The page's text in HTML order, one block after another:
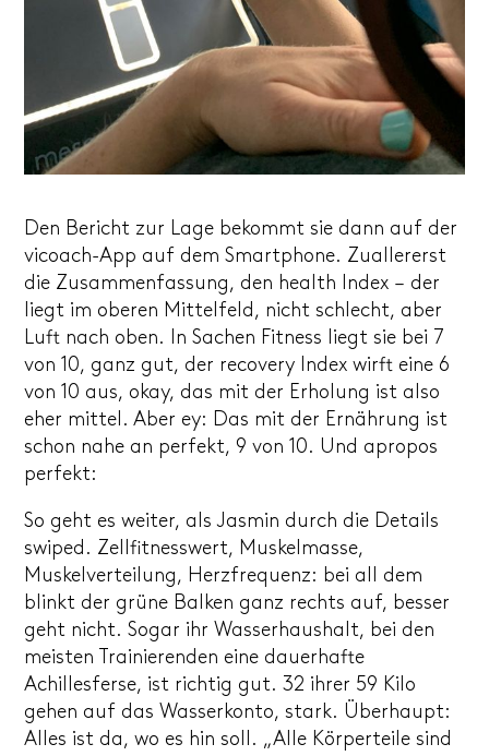
Den Bericht zur Lage bekommt sie dann auf der
vicoach-App auf dem Smartphone. Zuallererst
die Zusammenfassung, den health Index – der
liegt im oberen Mittelfeld, nicht schlecht, aber
Luft nach oben. In Sachen Fitness liegt sie bei 7
von 10, ganz gut, der recovery Index wirft eine 6
von 10 aus, okay, das mit der Erholung ist also
eher mittel. Aber ey: Das mit der Ernährung ist
schon nahe an perfekt, 9 von 10. Und apropos
perfekt:
So geht es weiter, als Jasmin durch die Details
swiped. Zellfitnesswert, Muskelmasse,
Muskelverteilung, Herzfrequenz: bei all dem
blinkt der grüne Balken ganz rechts auf, besser
geht nicht. Sogar ihr Wasserhaushalt, bei den
meisten Trainierenden eine dauerhafte
Achillesferse, ist richtig gut. 32 ihrer 59 Kilo
gehen auf das Wasserkonto, stark. Überhaupt:
Alles ist da, wo es hin soll. „Alle Körperteile sind